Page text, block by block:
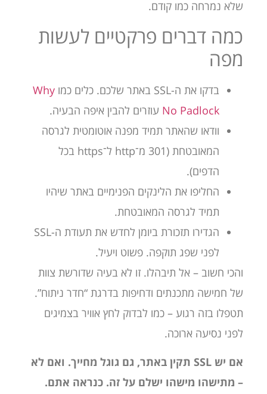
שלא נמרחה כמו קודם.
כמה דברים פרקטיים לעשות
מפה
בדקו את ה-SSL באתר שלכם. כלים כמו
Why
No Padlock עוזרים להבין איפה הבעיה.
וודאו שהאתר תמיד מפנה אוטומטית לגרסה
המאובטחת (301 מ־http ל־https בכל
הדפים).
החליפו את הלינקים הפנימיים באתר שיהיו
תמיד לגרסה המאובטחת.
הגדירו תזכורת ביומן לחדש את תעודת ה-SSL
לפני שפג תוקפה. פשוט ויעיל.
והכי חשוב – אל תיבהלו. זו לא בעיה שדורשת צוות
של חמישה מתכנתים ודחיפות בדרגת “חדר ניתוח”.
תטפלו בזה רגוע – כמו לבדוק לחץ אוויר בצמיגים
לפני נסיעה ארוכה.
אם יש SSL תקין באתר, גם גוגל מחייך. ואם לא
– מתישהו מישהו ישלם על זה. כנראה אתם.